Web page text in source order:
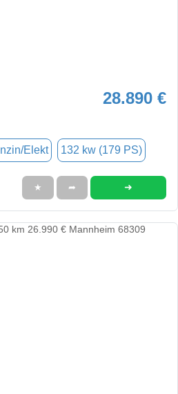
28.890 €
Elekt 132 kw (179 PS)
★ ➦ ➜